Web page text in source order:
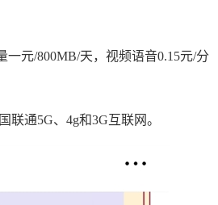
元/800MB/天，视频语音0.15元/分
通5G、4g和3G互联网。